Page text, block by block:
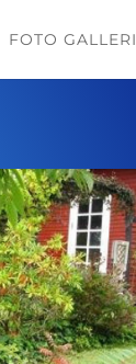
FOTO GALLERI